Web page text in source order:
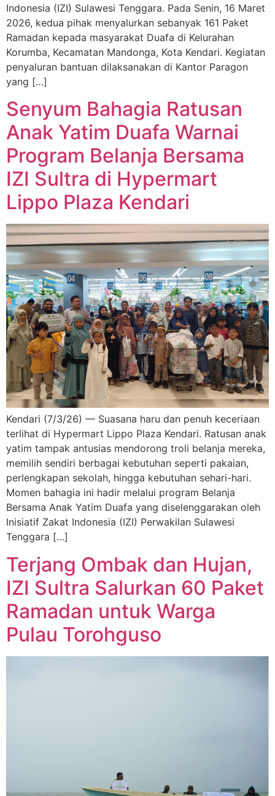
Indonesia (IZI) Sulawesi Tenggara. Pada Senin, 16 Maret
2026, kedua pihak menyalurkan sebanyak 161 Paket
Ramadan kepada masyarakat Duafa di Kelurahan
Korumba, Kecamatan Mandonga, Kota Kendari. Kegiatan
penyaluran bantuan dilaksanakan di Kantor Paragon
yang […]
Senyum Bahagia Ratusan
Anak Yatim Duafa Warnai
Program Belanja Bersama
IZI Sultra di Hypermart
Lippo Plaza Kendari
Kendari (7/3/26) — Suasana haru dan penuh keceriaan
terlihat di Hypermart Lippo Plaza Kendari. Ratusan anak
yatim tampak antusias mendorong troli belanja mereka,
memilih sendiri berbagai kebutuhan seperti pakaian,
perlengkapan sekolah, hingga kebutuhan sehari-hari.
Momen bahagia ini hadir melalui program Belanja
Bersama Anak Yatim Duafa yang diselenggarakan oleh
Inisiatif Zakat Indonesia (IZI) Perwakilan Sulawesi
Tenggara […]
Terjang Ombak dan Hujan,
IZI Sultra Salurkan 60 Paket
Ramadan untuk Warga
Pulau Torohguso